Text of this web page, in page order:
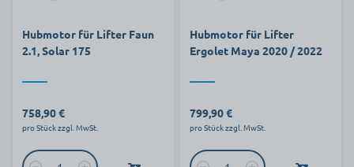
Hubmotor für Lifter Faun
2.1, Solar 175
758,90 €
pro Stück zzgl. MwSt.
Hubmotor für Lifter
Ergolet Maya 2020 / 2022
799,90 €
pro Stück zzgl. MwSt.